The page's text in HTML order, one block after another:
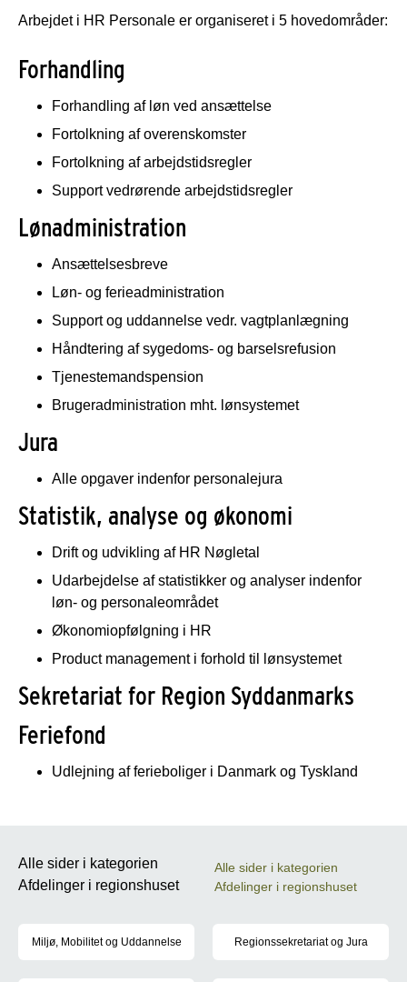
Arbejdet i HR Personale er organiseret i 5 hovedområder:
Forhandling
Forhandling af løn ved ansættelse
Fortolkning af overenskomster
Fortolkning af arbejdstidsregler
Support vedrørende arbejdstidsregler
Lønadministration
Ansættelsesbreve
Løn- og ferieadministration
Support og uddannelse vedr. vagtplanlægning
Håndtering af sygedoms- og barselsrefusion
Tjenestemandspension
Brugeradministration mht. lønsystemet
Jura
Alle opgaver indenfor personalejura
Statistik, analyse og økonomi
Drift og udvikling af HR Nøgletal
Udarbejdelse af statistikker og analyser indenfor
løn- og personaleområdet
Økonomiopfølgning i HR
Product management i forhold til lønsystemet
Sekretariat for Region Syddanmarks
Feriefond
Udlejning af ferieboliger i Danmark og Tyskland
Alle sider i kategorien
Afdelinger i regionshuset
Alle sider i kategorien
Afdelinger i regionshuset
Miljø, Mobilitet og Uddannelse Regionssekretariat og Jura